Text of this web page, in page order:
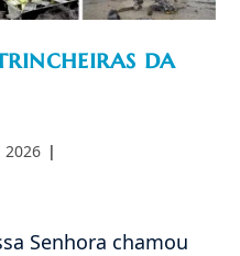
da
2026
Senhora chamou